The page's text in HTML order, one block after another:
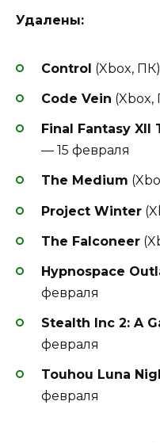
Удалены:
Control (Xbox,
Code Vein (Xbox,
Final Fantasy
— 15 февраля
The Medium
Project Winter
The Falconeer
Hypnospace
февраля
Stealth Inc 2: A
февраля
Touhou Luna
февраля